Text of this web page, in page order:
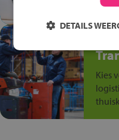
Kies
DETAILS